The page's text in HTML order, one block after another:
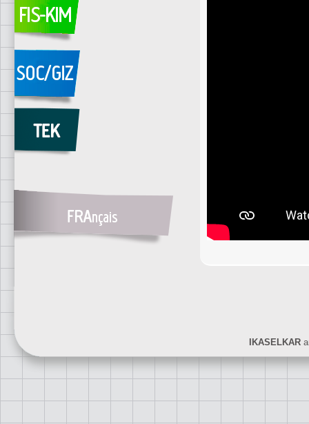
IKASELKAR